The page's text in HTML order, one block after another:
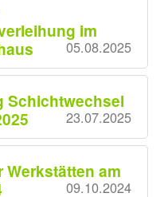
im
05.08.2025
Schichtwechsel
23.07.2025
Werkstätten am
09.10.2024